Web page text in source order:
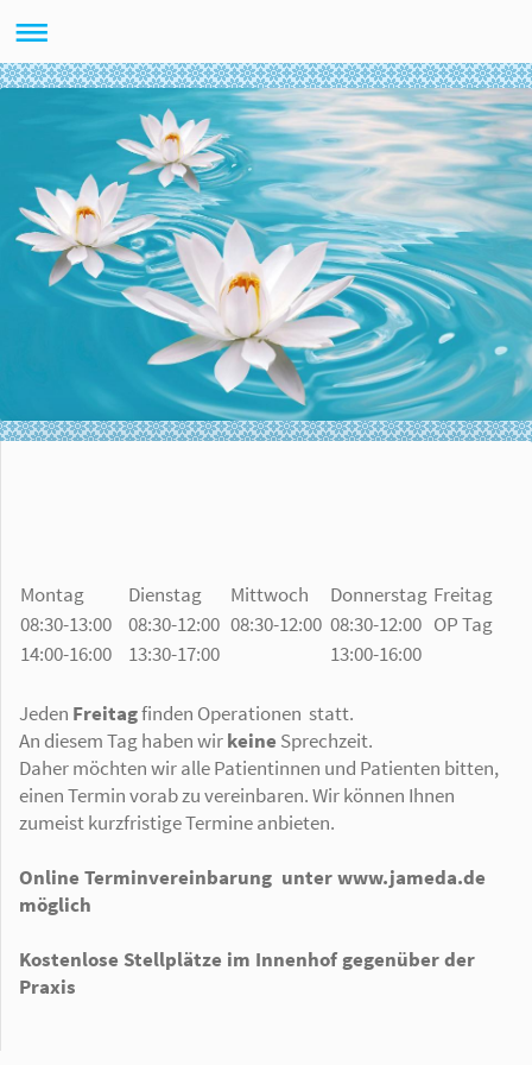
Montag Dienstag Mittwoch Donnerstag Freitag
08:30-13:00
08:30-12:00 08:30-12:00 08:30-12:00 OP Tag
14:00-16:00
13:30-17:00 13:00-16:00
Jeden Freitagfinden Operationen statt.
An diesem Tag haben wirkeine Sprechzeit.
Daher möchten wir alle Patientinnen und Patienten bitten,
einen Termin vorab zu vereinbaren. Wir können Ihnen
zumeist kurzfristige Termine anbieten.
Online Terminvereinbarung unter www.jameda.de
möglich
Kostenlose Stellplätze im Innenhof gegenüber der
Praxis